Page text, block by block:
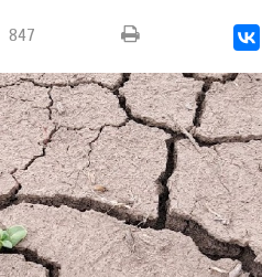
847